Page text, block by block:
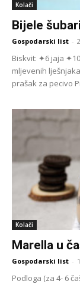
Kolači
Bijele
Gospodarski list -
Biskvit: ✦6 jaja
mljevenih
prašak za pecivo
Kolači
Marella u
Gospodarski list -
Podloga (za 4- 6